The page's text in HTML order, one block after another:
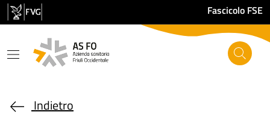
Salta al contenuto principale Fascicolo FSE
Indietro